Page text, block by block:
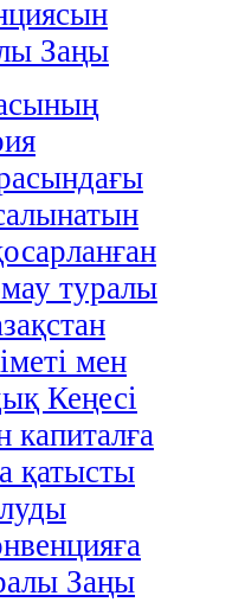
Заңы
туралы
мен
Кеңесi
капиталға
қатысты
Заңы